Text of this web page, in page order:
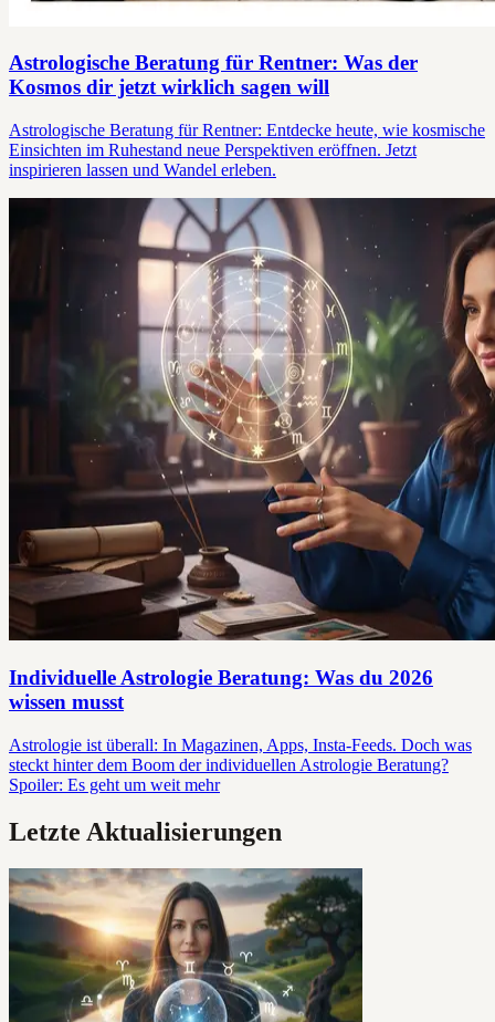
Astrologische Beratung für Rentner: Was der
Kosmos dir jetzt wirklich sagen will
Astrologische Beratung für Rentner: Entdecke heute, wie kosmische
Einsichten im Ruhestand neue Perspektiven eröffnen. Jetzt
inspirieren lassen und Wandel erleben.
Individuelle Astrologie Beratung: Was du 2026
wissen musst
Astrologie ist überall: In Magazinen, Apps, Insta-Feeds. Doch was
steckt hinter dem Boom der individuellen Astrologie Beratung?
Spoiler: Es geht um weit mehr
Letzte Aktualisierungen